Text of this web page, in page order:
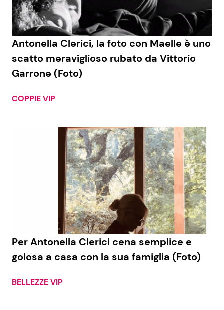
Antonella Clerici, la foto con Maelle è uno
scatto meraviglioso rubato da Vittorio
Garrone (Foto)
COPPIE VIP
Per Antonella Clerici cena semplice e
golosa a casa con la sua famiglia (Foto)
BELLEZZE VIP